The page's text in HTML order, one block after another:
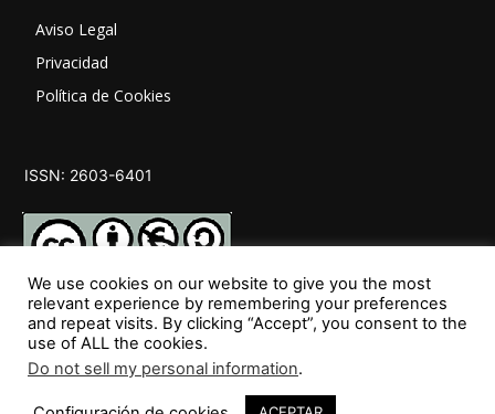
Aviso Legal
Privacidad
Política de Cookies
ISSN: 2603-6401
SÍGUENOS
We use cookies on our website to give you the most
relevant experience by remembering your preferences
and repeat visits. By clicking “Accept”, you consent to the
use of ALL the cookies.
Do not sell my personal information.